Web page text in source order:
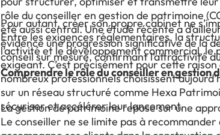
rôle du conseiller en gestion de patrimoine
été aussi central. Une étude récente a
évidence une progression significative de la
conseil sur mesure, confirmant l’attractivité
Pour autant, créer son propre cabinet ne
Entre les exigences réglementaires, la
l’activité et le développement commercial, le
exigeant. C’est précisément pour cette raison
nombreux professionnels choisissent
sur un réseau structuré comme Hexa
sécuriser et accélérer leur lancement.
Comprendre le rôle du conseiller en gestion
La gestion de patrimoine repose sur une
Le conseiller ne se limite pas à recommander